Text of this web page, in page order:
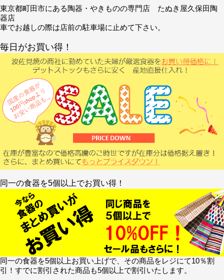
東京都町田市にある陶器・やきものの専門店 たぬき屋久保田陶
器店
車でお越しの際は店前の駐車場に止めて下さい。
毎日がお買い得！
同一の食器を5個以上でお買い得！
同一の食器を5個以上お買い上げで、その商品をレジにて10％割
引！すでに割引された商品も5個以上で割引いたします。